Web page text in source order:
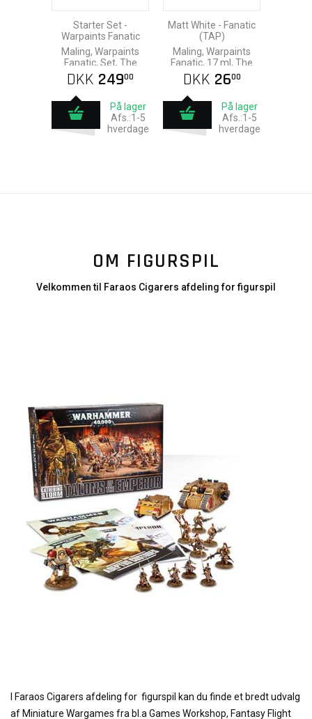
Starter Set -
Warpaints Fanatic
Maling, Warpaints
Fanatic, Set, The
Army Painter
DKK 24900
På lager
Afs.:1-5
hverdage
Matt White - Fanatic
(TAP)
Maling, Warpaints
Fanatic, 17 ml, The
Army Painter
DKK 2600
På lager
Afs.:1-5
hverdage
OM FIGURSPIL
Velkommen til Faraos Cigarers afdeling for figurspil
I Faraos Cigarers afdeling for figurspil kan du finde et bredt udvalg
af Miniature Wargames fra bl.a Games Workshop, Fantasy Flight